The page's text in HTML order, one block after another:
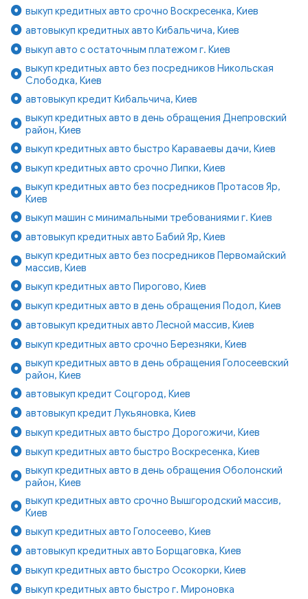
выкуп кредитных авто срочно Воскресенка, Киев
автовыкуп кредитных авто Кибальчича, Киев
выкуп авто с остаточным платежом г. Киев
выкуп кредитных авто без посредников Никольская
Слободка, Киев
автовыкуп кредит Кибальчича, Киев
выкуп кредитных авто в день обращения Днепровский
район, Киев
выкуп кредитных авто быстро Караваевы дачи, Киев
выкуп кредитных авто срочно Липки, Киев
выкуп кредитных авто без посредников Протасов Яр,
Киев
выкуп машин с минимальными требованиями г. Киев
автовыкуп кредитных авто Бабий Яр, Киев
выкуп кредитных авто без посредников Первомайский
массив, Киев
выкуп кредитных авто Пирогово, Киев
выкуп кредитных авто в день обращения Подол, Киев
автовыкуп кредитных авто Лесной массив, Киев
выкуп кредитных авто срочно Березняки, Киев
выкуп кредитных авто в день обращения Голосеевский
район, Киев
автовыкуп кредит Соцгород, Киев
автовыкуп кредит Лукьяновка, Киев
выкуп кредитных авто быстро Дорогожичи, Киев
выкуп кредитных авто быстро Воскресенка, Киев
выкуп кредитных авто в день обращения Оболонский
район, Киев
выкуп кредитных авто срочно Вышгородский массив,
Киев
выкуп кредитных авто Голосеево, Киев
автовыкуп кредитных авто Борщаговка, Киев
выкуп кредитных авто быстро Осокорки, Киев
выкуп кредитных авто быстро г. Мироновка